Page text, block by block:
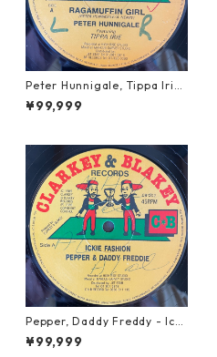
Peter Hunnigale, Tippa Irie
- Raggamuffin Girl【12-50
045】
¥99,999
Pepper, Daddy Freddy - Icki
e Fashion【12-50044】
¥99,999